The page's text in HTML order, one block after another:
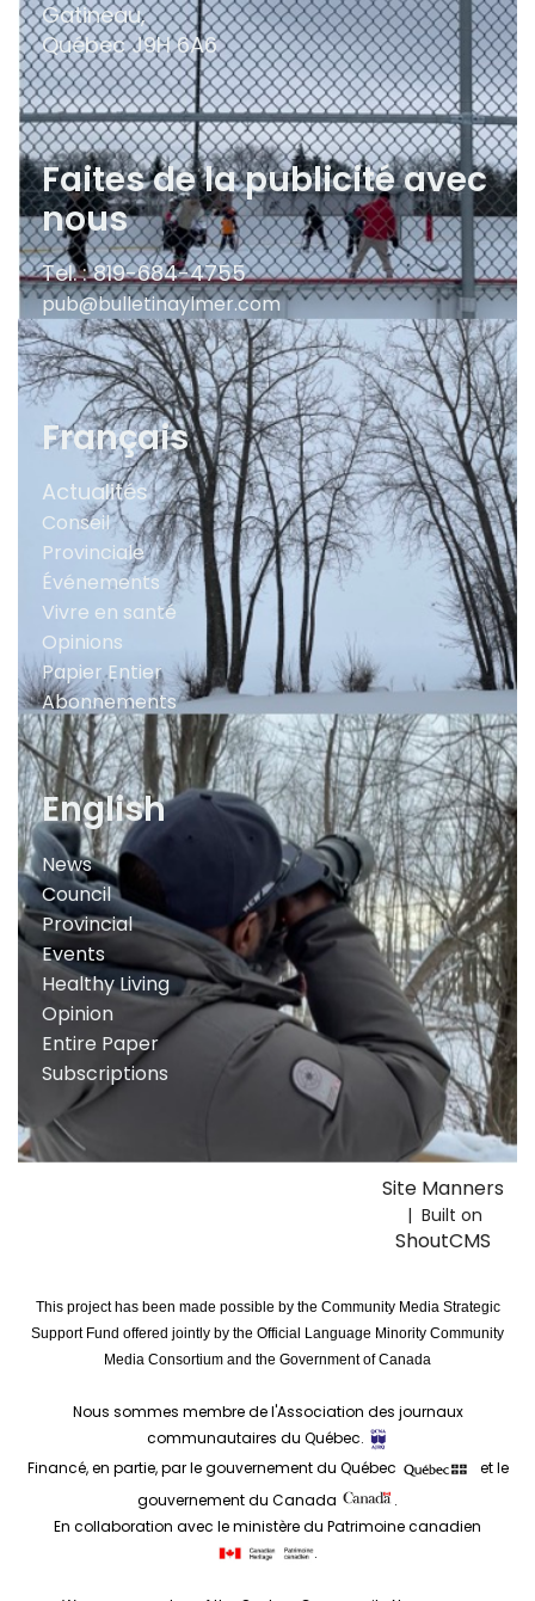
Gatineau,
QuébecJ9H 6A6
Faites de la publicité avec
nous
Tel. : 819-684-4755
pub@bulletinaylmer.com
Français
Actualités
Conseil
Provinciale
Événements
Vivre en santé
Opinions
Papier Entier
Abonnements
English
News
Council
Provincial
Events
Healthy Living
Opinion
Entire Paper
Subscriptions
Site Manners
| Built on
ShoutCMS
This project has been made possible by the Community Media Strategic
Support Fund offered jointly by the Official Language Minority Community
Media Consortium and the Government of Canada
Nous sommes membre de l'Association des journaux
communautaires du Québec.
Financé, en partie, par le gouvernement du Québec
et le
gouvernement du Canada
.
En collaboration avec le ministère du Patrimoine canadien
.